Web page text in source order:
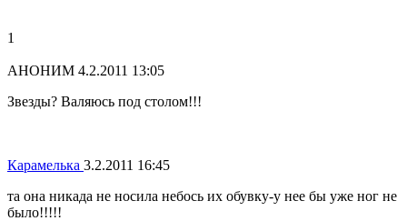
1
АНОНИМ 4.2.2011 13:05
Звезды? Валяюсь под столом!!!
Карамелька 3.2.2011 16:45
та она никада не носила небось их обувку-у нее бы уже ног не
было!!!!!